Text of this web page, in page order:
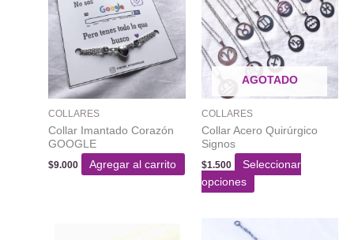
COLLARES
Collar Imantado Corazón
GOOGLE
$9.000 Agregar al carrito
AGOTADO
COLLARES
Collar Acero Quirúrgico
Signos
$1.500
Seleccionar
opciones
varias